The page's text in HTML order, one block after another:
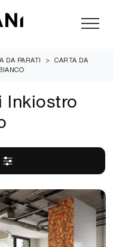
DA PARATI >
CARTA DA
Inkiostro